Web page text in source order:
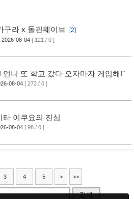
구라 x 돌핀웨이브 [2]
2026-08-04 [ 121 / 0 ]
언니 또 학교 갔다 오자마자 게임해!"
08-04 [ 272 / 0 ]
타 이쿠요의 진심
08-04 [ 98 / 0 ]
3 4 5 > >>
검색